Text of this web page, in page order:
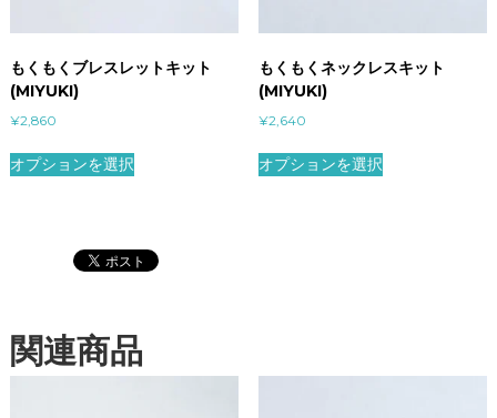
もくもくブレスレットキット
(MIYUKI)
¥2,860
オプションを選択
もくもくネックレスキット
(MIYUKI)
¥2,640
オプションを選択
関連商品